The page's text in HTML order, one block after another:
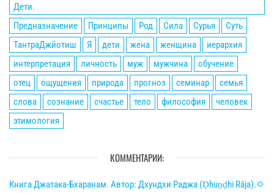
Дети.
Предназначение
Принципы Род Сила Сурья
Суть
ТантраДжйотиш
Я дети жена женщина
иерархия
интерпретация
личность муж мужчина
обучение
отец
ощущения природа прогноз семинар
семья
слова
сознание счастье тело философия
человек
этимология
КОММЕНТАРИИ:
Книга Джатака-Бхаранам. Автор: Дхундхи Раджа (Ḍhuṇḍhi Rāja).🌣